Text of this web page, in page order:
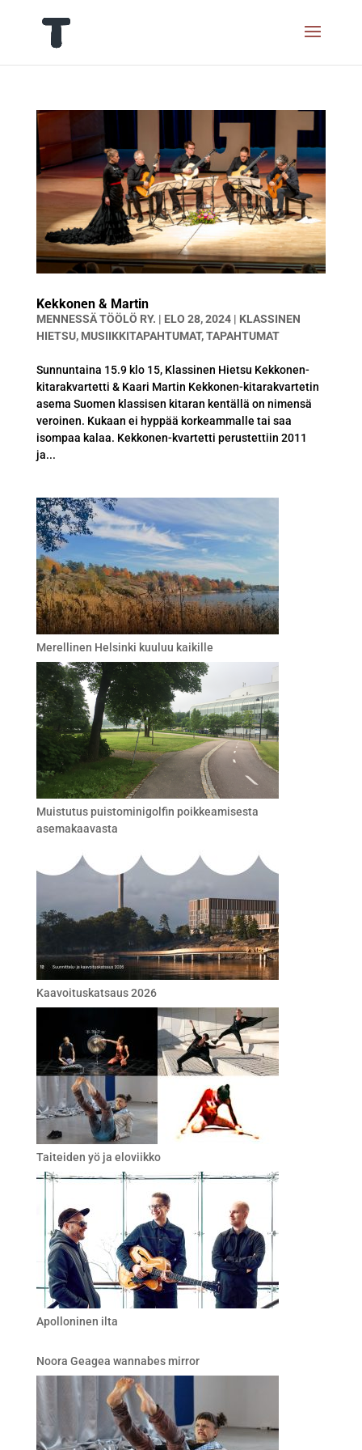
Kekkonen & Martin
MENNESSÄTÖÖLÖ RY. | ELO 28, 2024| KLASSINEN
HIETSU, MUSIIKKITAPAHTUMAT,TAPAHTUMAT
Sunnuntaina 15.9 klo 15, Klassinen Hietsu Kekkonen-
kitarakvartetti & Kaari Martin Kekkonen-kitarakvartetin
asema Suomen klassisen kitaran kentällä on nimensä
veroinen. Kukaan ei hyppää korkeammalle tai saa
isompaa kalaa. Kekkonen-kvartetti perustettiin 2011
ja...
Merellinen Helsinki kuuluu kaikille
Muistutus puistominigolfin poikkeamisesta
asemakaavasta
Kaavoituskatsaus 2026
Taiteiden yö ja eloviikko
Apolloninen ilta
Noora Geagea wannabes mirror